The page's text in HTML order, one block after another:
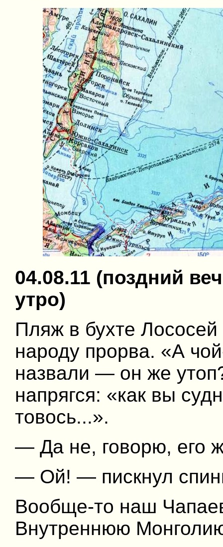
04.08.11 (поздний
утро)
Пляж в бухте
народу прорва. «А
назвали — он же
напрягся: «как вы
товось...».
— Да не, говорю, его
— Ой! — пискнул
Вообще-то наш
Внутреннюю